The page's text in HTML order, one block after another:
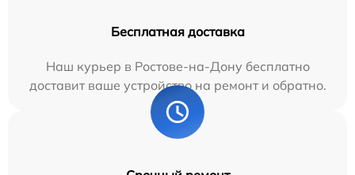
Бесплатная доставка
Наш курьер в Ростове-на-Дону бесплатно
доставит ваше устройство на ремонт и обратно.